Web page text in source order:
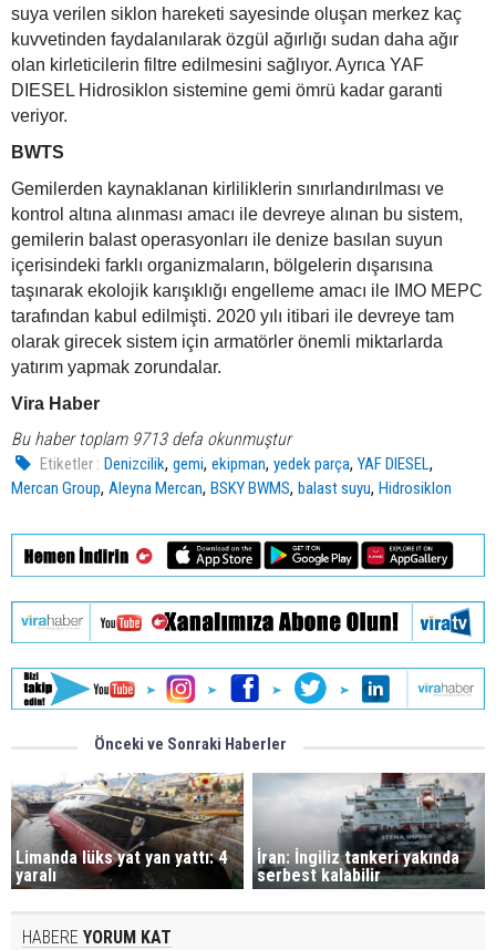
suya verilen siklon hareketi sayesinde oluşan merkez kaç
kuvvetinden faydalanılarak özgül ağırlığı sudan daha ağır
olan kirleticilerin filtre edilmesini sağlıyor. Ayrıca YAF
DIESEL Hidrosiklon sistemine gemi ömrü kadar garanti
veriyor.
BWTS
Gemilerden kaynaklanan kirliliklerin sınırlandırılması ve
kontrol altına alınması amacı ile devreye alınan bu sistem,
gemilerin balast operasyonları ile denize basılan suyun
içerisindeki farklı organizmaların, bölgelerin dışarısına
taşınarak ekolojik karışıklığı engelleme amacı ile IMO MEPC
tarafından kabul edilmişti. 2020 yılı itibari ile devreye tam
olarak girecek sistem için armatörler önemli miktarlarda
yatırım yapmak zorundalar.
Vira Haber
Bu haber toplam 9713 defa okunmuştur
Etiketler : Denizcilik,gemi,ekipman,yedek parça,YAF DIESEL,
Mercan Group, Aleyna Mercan, BSKY BWMS, balast suyu, Hidrosiklon
Önceki ve Sonraki Haberler
Limanda lüks yat yan yattı: 4
yaralı
İran: İngiliz tankeri yakında
serbest kalabilir
HABERE YORUM KAT